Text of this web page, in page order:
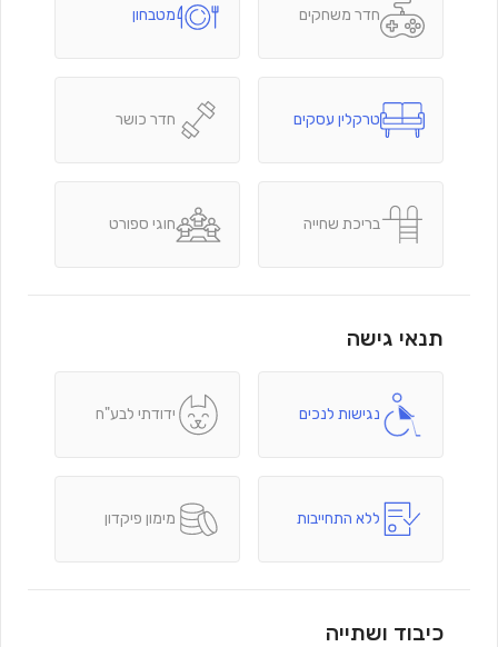
חדר משחקים מטבחון
טרקלין עסקים חדר כושר
בריכת שחייה חוגי ספורט
תנאי גישה
נגישות לנכים ידודתי לבע"ח
ללא התחייבות מימון פיקדון
כיבוד ושתייה